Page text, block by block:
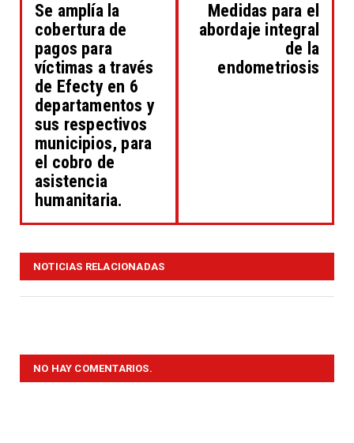
Se amplía la
cobertura de
pagos para
víctimas a través
de Efecty en 6
departamentos y
sus respectivos
municipios, para
el cobro de
asistencia
humanitaria.
Medidas para el
abordaje integral
de la
endometriosis
NOTICIAS RELACIONADAS
NO HAY COMENTARIOS.